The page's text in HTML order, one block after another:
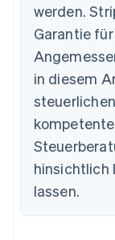
werden.
Garantie
in diesem
hinsichtlich
lassen.
English
Belgien
Brasilien
Português
Bulgarien
Dänemark
English
Deutsch
Estland